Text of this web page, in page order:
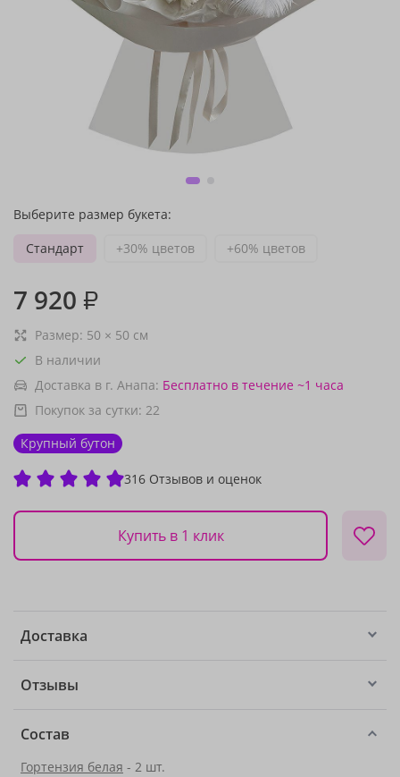
Выберите размер букета:
Стандарт
+30% цветов +60% цветов
7 920 ₽
Размер: 50 × 50 см
В наличии
Доставка в г. Анапа: Бесплатно в течение ~1 часа
Покупок за сутки: 22
Крупный бутон
316 Отзывов и оценок
Купить в 1 клик
Доставка
Отзывы
Состав
Гортензия белая - 2 шт.